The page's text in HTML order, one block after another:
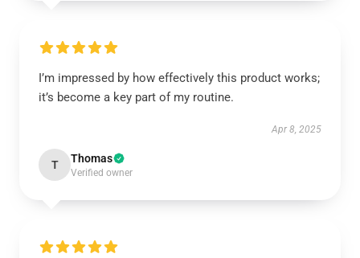
I’m impressed by how effectively this product works;
it’s become a key part of my routine.
Apr 8, 2025
T Thomas
Verified owner